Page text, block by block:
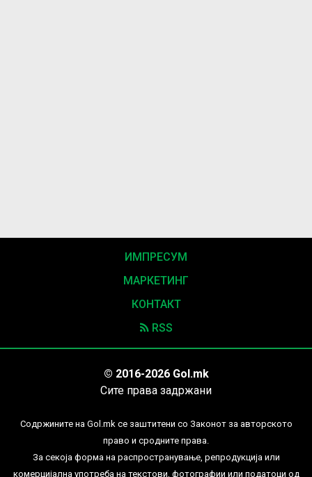
ИМПРЕСУМ
МАРКЕТИНГ
КОНТАКТ
RSS
© 2016-2026 Gol.mk
Сите права задржани
Содржините на Gol.mk се заштитени со Законот за авторското
право и сродните права.
За секоја форма на распространување, репродукција или
комерцијална употреба на текстови, фотографии или податоци од